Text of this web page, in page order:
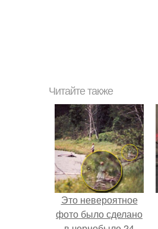
Читайте также
Это невероятное
фото было сделано